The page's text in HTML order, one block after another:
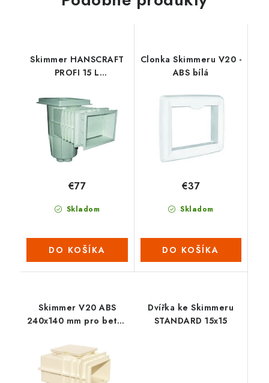
Skimmer HANSCRAFT
PROFI 15 L
Skladom
€77
DO KOŠÍKA
Clonka Skimmeru V20 -
ABS bílá
Skladom
€37
DO KOŠÍKA
Skimmer V20 ABS
240x140 mm pro beton
Dvířka ke Skimmeru
STANDARD 15x15